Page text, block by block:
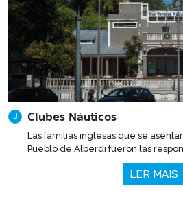
J Clubes Náuticos
Las familias inglesas que se
Pueblo de Alberdi fueron las
LER MAIS